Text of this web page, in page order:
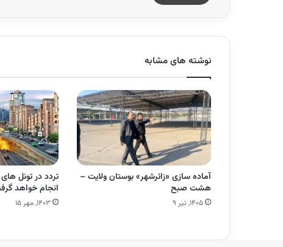
نوشته های مشابه
آماده سازی «زائرشهر» بوستان ولایت –
هشت صبح
۱۴۰۵, تیر ۹
تردد در تونل
انجام خواهد
۱۴۰۳, مهر ۱۵